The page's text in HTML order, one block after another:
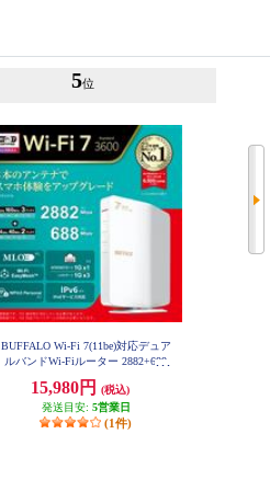
5位
BUFFALO Wi-Fi 7(11be)対応デュア
ルバンドWi-Fiルーター 2882+688
H
15,980円
(税込)
発送目安: 5営業日
(1件)